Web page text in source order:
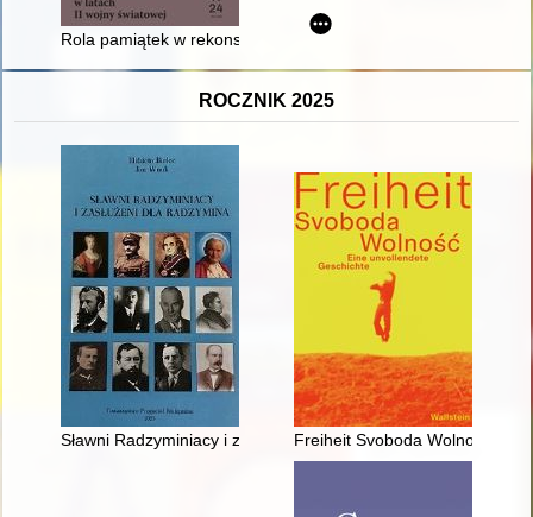
Rola pamiątek w rekonstrukcji biografii ppor. Stanisława
ROCZNIK 2025
Sławni Radzyminiacy i zasłużeni dla Radzymina
Freiheit Svoboda Wolność :